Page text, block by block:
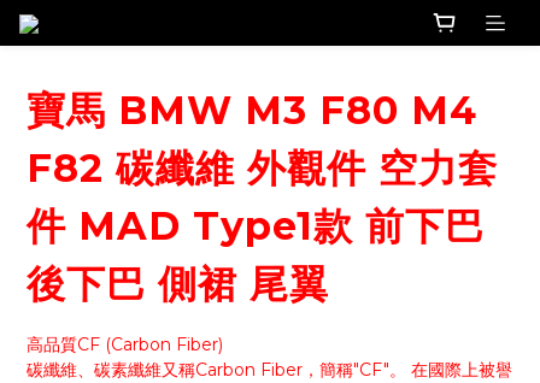
寶馬 BMW M3 F80 M4
F82 碳纖維 外觀件 空力套
件 MAD Type1款 前下巴
後下巴 側裙 尾翼
高品質CF (Carbon Fiber)
碳纖維、碳素纖維又稱Carbon Fiber，簡稱"CF"。 在國際上被譽